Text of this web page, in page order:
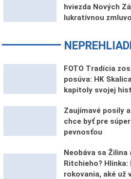
hviezda Nových
lukratívnou
FOTO Tradícia
posúva: HK
kapitoly svojej
Zaujímavé posily
chce byť pre
pevnosťou
Neobáva sa Žilina
Ritchieho?
rokovania, aké už